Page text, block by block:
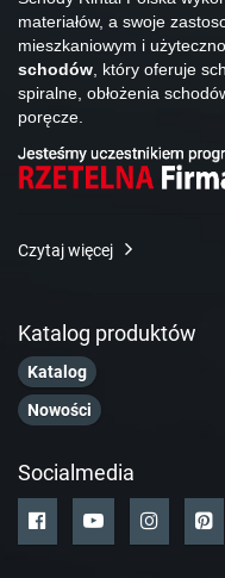
materiałów, a swoje
mieszkaniowym i
schodów, który oferuje
spiralne, obłożenia
poręcze.
Czytaj więcej
Katalog produktów
Katalog
Nowości
Socialmedia